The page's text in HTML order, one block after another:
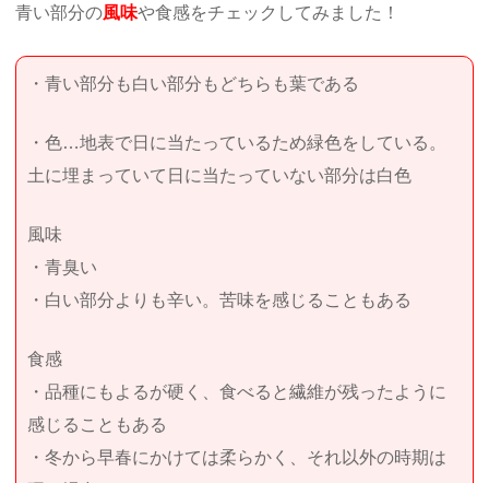
青い部分の風味や食感をチェックしてみました！
・青い部分も白い部分もどちらも葉である
・色…地表で日に当たっているため緑色をしている。
土に埋まっていて日に当たっていない部分は白色
風味
・青臭い
・白い部分よりも辛い。苦味を感じることもある
食感
・品種にもよるが硬く、食べると繊維が残ったように
感じることもある
・冬から早春にかけては柔らかく、それ以外の時期は